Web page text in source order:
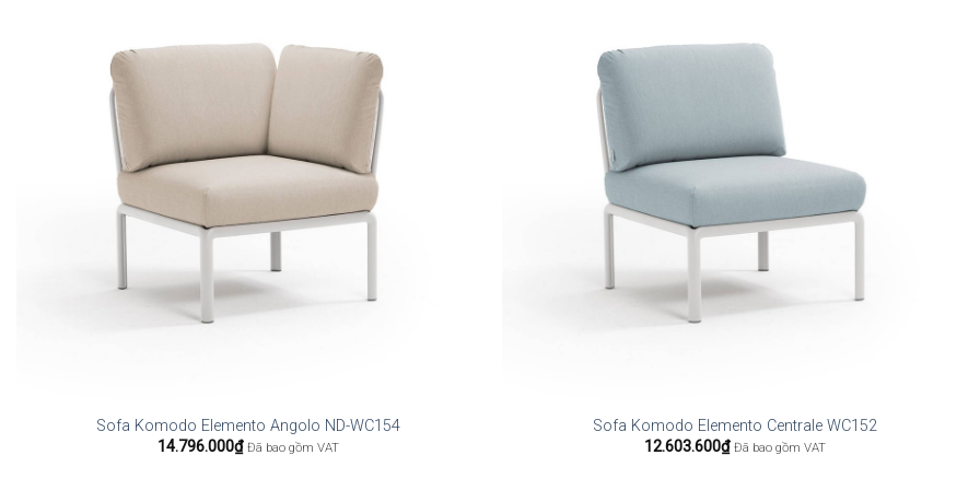
Sofa Komodo Elemento Angolo ND-WC154
14.796.000₫ Đã bao gồm VAT
Sofa Komodo Elemento Centrale WC152
12.603.600₫ Đã bao gồm VAT